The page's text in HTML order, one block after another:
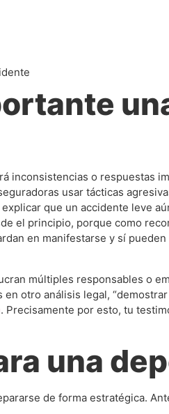
inconsistencias o respuestas
usar tácticas
que un accidente leve
el principio, porque como
en manifestarse y sí pueden
múltiples responsables o
otro análisis legal,
. Precisamente por esto, tu
una
de forma estratégica.